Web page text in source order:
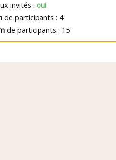
invités : oui
de participants : 4
de participants : 15